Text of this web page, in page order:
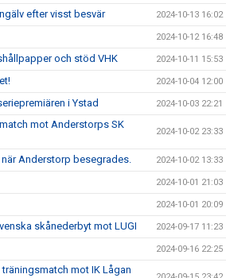
efter visst besvär 2024-10-13 16:02
2024-10-12 16:48
och stöd VHK 2024-10-11 15:53
2024-10-04 12:00
i Ystad 2024-10-03 22:21
mot Anderstorps SK
2024-10-02 23:33
Anderstorp besegrades. 2024-10-02 13:33
2024-10-01 21:03
2024-10-01 20:09
skånederbyt mot LUGI 2024-09-17 11:23
2024-09-16 22:25
mot IK Lågan